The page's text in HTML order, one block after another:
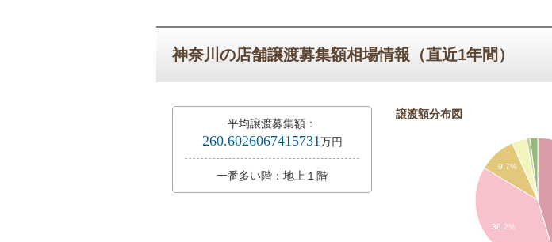
神奈川の店舗譲渡募集額相場情報（直近1年間）
平均譲渡募集額：
260.6026067415731万円
一番多い階：地上１階
譲渡額分布図
9.7%
38.2%